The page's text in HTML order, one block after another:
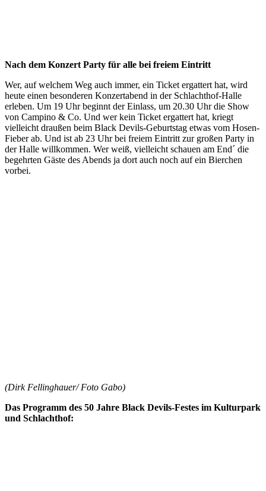
Nach dem Konzert Party für alle bei freiem Eintritt
Wer, auf welchem Weg auch immer, ein Ticket ergattert hat, wird
heute einen besonderen Konzertabend in der Schlachthof-Halle
erleben. Um 19 Uhr beginnt der Einlass, um 20.30 Uhr die Show
von Campino & Co. Und wer kein Ticket ergattert hat, kriegt
vielleicht draußen beim Black Devils-Geburtstag etwas vom Hosen-
Fieber ab. Und ist ab 23 Uhr bei freiem Eintritt zur großen Party in
der Halle willkommen. Wer weiß, vielleicht schauen am End´ die
begehrten Gäste des Abends ja dort auch noch auf ein Bierchen
vorbei.
(Dirk Fellinghauer/ Foto Gabo)
Das Programm des 50 Jahre Black Devils-Festes im Kulturpark
und Schlachthof: